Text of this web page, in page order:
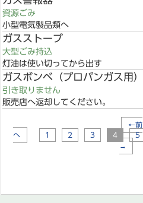
資源ごみ
小型電気製品類へ
ガスストーブ
大型ごみ持込
灯油は使い切ってから出す
ガスボンベ（プロパンガス用）
引き取りません
販売店へ返却してください。
←前
へ
1 2 3 4 5
→